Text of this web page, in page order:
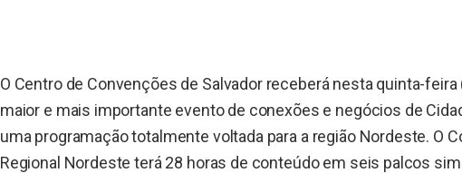
O Centro de Convenções de Salvador receberá nesta quinta-
maior e mais importante evento de conexões e negócios de
uma programação totalmente voltada para a região Nordeste. O
Regional Nordeste terá 28 horas de conteúdo em seis palcos